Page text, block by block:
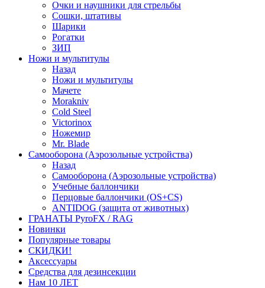
Очки и наушники для стрельбы
Сошки, штативы
Шарики
Рогатки
ЗИП
Ножи и мультитулы
Назад
Ножи и мультитулы
Мачете
Morakniv
Cold Steel
Victorinox
Ножемир
Mr. Blade
Самооборона (Аэрозольные устройства)
Назад
Самооборона (Аэрозольные устройства)
Учебные баллончики
Перцовые баллончики (OS+CS)
ANTIDOG (защита от животных)
ГРАНАТЫ PyroFX / RAG
Новинки
Популярные товары
СКИДКИ!
Аксессуары
Средства для дезинсекции
Нам 10 ЛЕТ